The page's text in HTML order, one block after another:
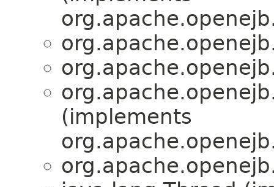
(implements